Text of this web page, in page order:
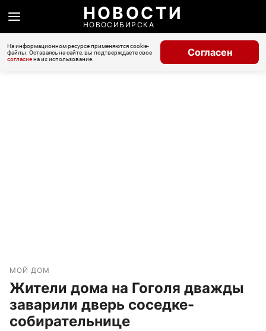
НОВОСТИ
НОВОСИБИРСКА
На информационном ресурсе применяются cookie-
файлы. Оставаясь на сайте, вы подтверждаете свое
согласиена их использование.
Согласен
МОЙ ДОМ
Жители дома на Гоголя дважды
заварили дверь соседке-
собирательнице